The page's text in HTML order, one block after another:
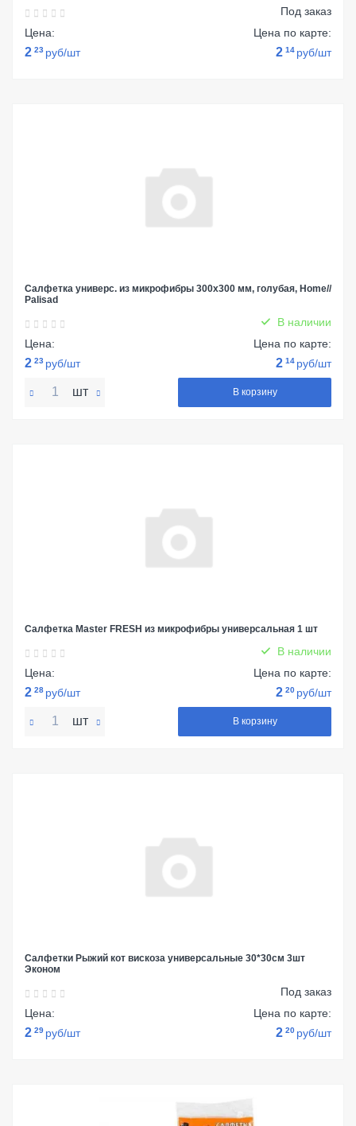
Под заказ
Цена:
2 23 руб/шт
Цена по карте:
2 14 руб/шт
Салфетка универс. из микрофибры 300x300 мм, голубая, Home//
Palisad
В наличии
Цена:
2 23 руб/шт
Цена по карте:
2 14 руб/шт
шт В корзину
Салфетка Master FRESH из микрофибры универсальная 1 шт
В наличии
Цена:
2 28 руб/шт
Цена по карте:
2 20 руб/шт
шт В корзину
Салфетки Рыжий кот вискоза универсальные 30*30см 3шт
Эконом
Под заказ
Цена:
2 29 руб/шт
Цена по карте:
2 20 руб/шт